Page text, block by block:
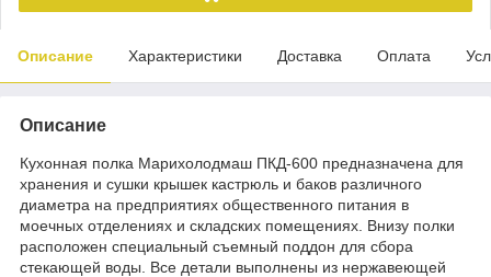
Описание Характеристики Доставка Оплата
Описание
Кухонная полка Марихолодмаш ПКД-600 предназначена для
хранения и сушки крышек кастрюль и баков различного
диаметра на предприятиях общественного питания в
моечных отделениях и складских помещениях. Внизу полки
расположен специальный съемный поддон для сбора
стекающей воды. Все детали выполнены из нержавеющей